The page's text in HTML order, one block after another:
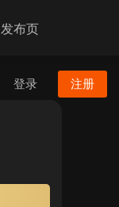
布页
登录 注册